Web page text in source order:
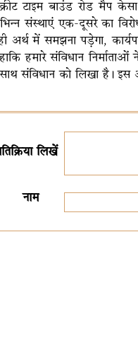
टाइम बाउंड रोड मैप
संस्थाएं एक-दूसरे का
अर्थ में समझना पड़ेगा,
हमारे संविधान
संविधान को लिखा है। इस
लिखें
नाम